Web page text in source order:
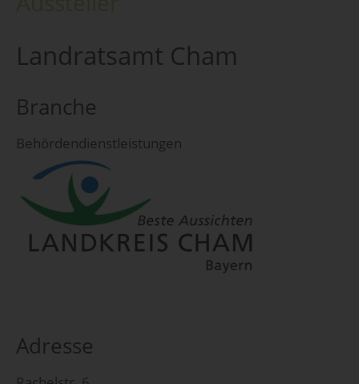
Landratsamt Cham
Branche
Behördendienstleistungen
Adresse